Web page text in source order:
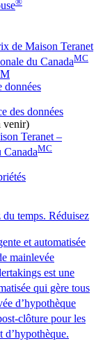
de Maison Teranet
du CanadaMC
données
des données
venir)
Teranet –
CanadaMC
temps. Réduisez
et automatisée
mainlevée
est une
qui gère tous
d’hypothèque
clôture pour les
d’hypothèque.